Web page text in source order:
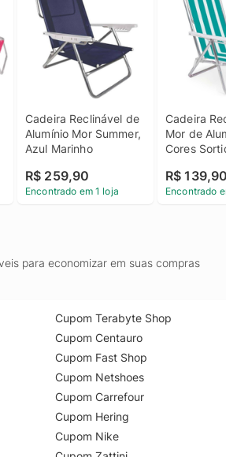
Cadeira Reclinável de
Alumínio Mor Summer,
Azul Marinho
R$ 259,90
Encontrado em 1 loja
Cadeira
Mor de
Cores
R$
Encontrado
para economizar em suas compras
Cupom Terabyte Shop
Cupom Centauro
Cupom Fast Shop
Cupom Netshoes
Cupom Carrefour
Cupom Hering
Cupom Nike